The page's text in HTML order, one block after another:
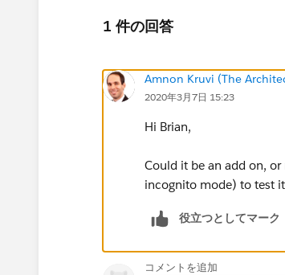
1 件の回答
Amnon Kruvi (The
2020年3月7日 15:23
Hi Brian,
Could it be an add on,
incognito mode) to test
役立つとしてマーク
コメントを追加